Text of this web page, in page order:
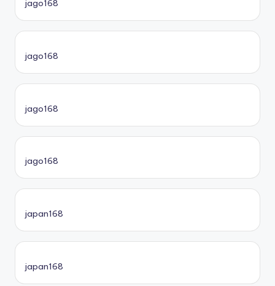
jago168
jago168
jago168
jago168
japan168
japan168